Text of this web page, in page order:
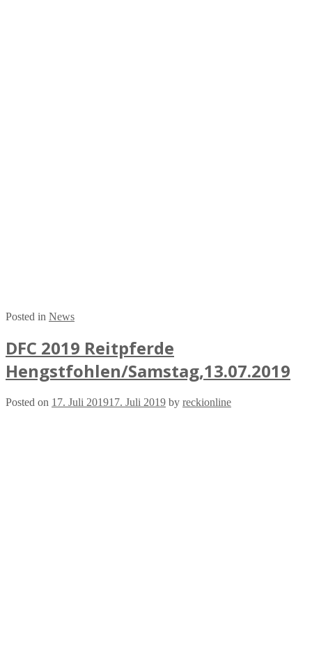
Posted in News
DFC 2019 Reitpferde
Hengstfohlen/Samstag,13.07.2019
Posted on 17. Juli 201917. Juli 2019 by reckionline